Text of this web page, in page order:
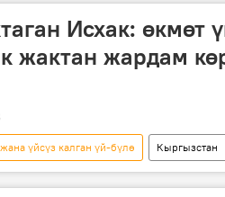
Исхак: өкмөт
жактан жардам
үйсүз калган үй-бүлө Кыргызстан